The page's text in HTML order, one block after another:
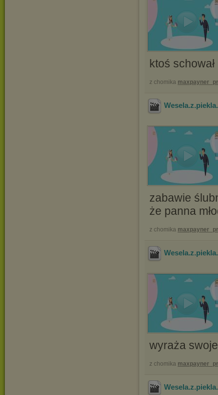
ktoś
z chomika
zabawie
że panna
z chomika
wyraża
z chomika